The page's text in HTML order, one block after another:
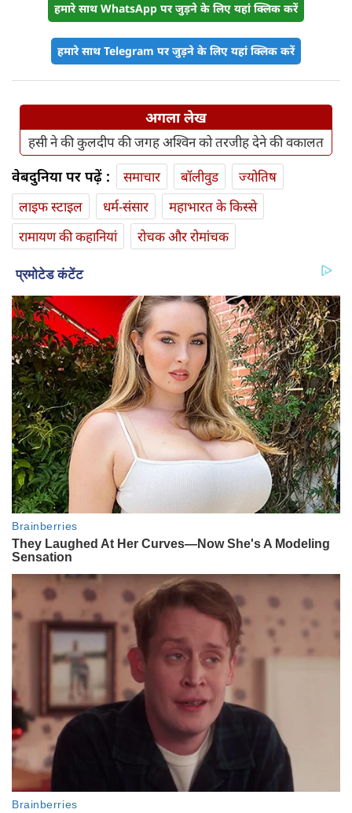
हमारे साथ WhatsApp पर जुड़ने के लिए यहां क्लिक करें
हमारे साथ Telegram पर जुड़ने के लिए यहां क्लिक करें
अगला लेख
हसी ने की कुलदीप की जगह अश्विन को तरजीह देने की वकालत
वेबदुनिया पर पढ़ें : समाचार बॉलीवुड
ज्योतिष
लाइफ स्‍टाइल
धर्म-संसार
महाभारत के किस्से
रामायण की कहानियां
रोचक और रोमांचक